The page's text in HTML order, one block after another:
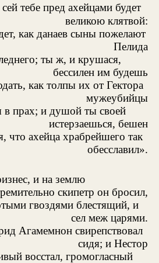
тебе пред ахейцами будет
великою клятвой:
как данаев сыны пожелают
Пелида
ты ж, и крушася,
бессилен им будешь
как толпы их от Гектора
мужеубийцы
в прах; и душой ты своей
истерзаешься, бешен
что ахейца храбрейшего так
обесславил».
и на землю
скипетр он бросил,
гвоздями блестящий, и
сел меж царями.
Агамемнон свирепствовал
сидя; и Нестор
восстал, громогласный